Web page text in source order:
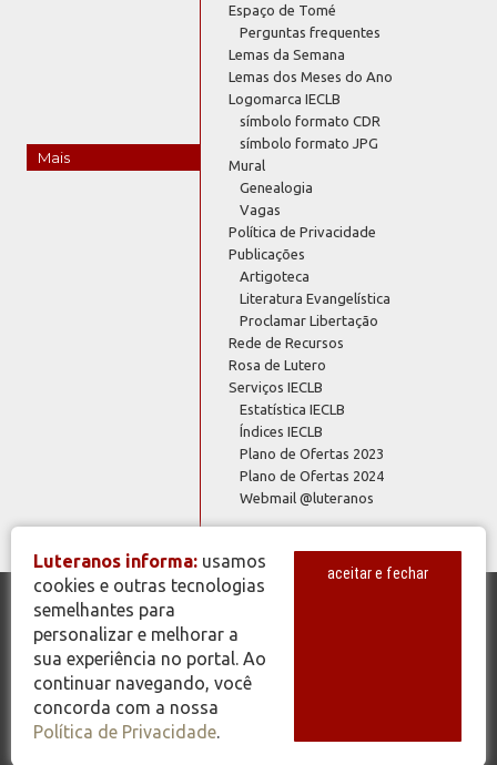
Mais
Espaço de Tomé
Perguntas frequentes
Lemas da Semana
Lemas dos Meses do Ano
Logomarca IECLB
símbolo formato CDR
símbolo formato JPG
Mural
Genealogia
Vagas
Política de Privacidade
Publicações
Artigoteca
Literatura Evangelística
Proclamar Libertação
Rede de Recursos
Rosa de Lutero
Serviços IECLB
Estatística IECLB
Índices IECLB
Plano de Ofertas 2023
Plano de Ofertas 2024
Webmail @luteranos
© Copyright 2026 - Todos os Direitos Reservados - IECLB - Igreja
Evangélica de Confissão Luterana no Brasil - Portal Luteranos -
www.luteranos.com.br
Luteranos informa: usamos
cookies e outras tecnologias
semelhantes para
personalizar e melhorar a
sua experiência no portal. Ao
continuar navegando, você
concorda com a nossa
Política de Privacidade.
aceitar e fechar